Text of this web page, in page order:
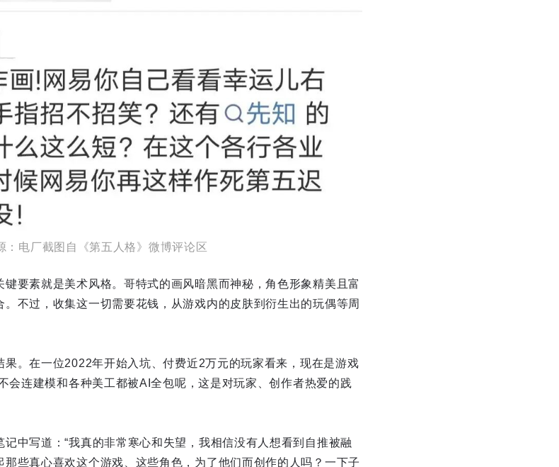
：电厂截图自《第五人格》微博评论区
要素就是美术风格。哥特式的画风暗黑而神秘，角色形象精美且富
不过，收集这一切需要花钱，从游戏内的皮肤到衍生出的玩偶等周
。在一位2022年开始入坑、付费近2万元的玩家看来，现在是游戏
会连建模和各种美工都被AI全包呢，这是对玩家、创作者热爱的践
中写道：“我真的非常寒心和失望，我相信没有人想看到自推被融
些真心喜欢这个游戏、这些角色，为了他们而创作的人吗？一下子